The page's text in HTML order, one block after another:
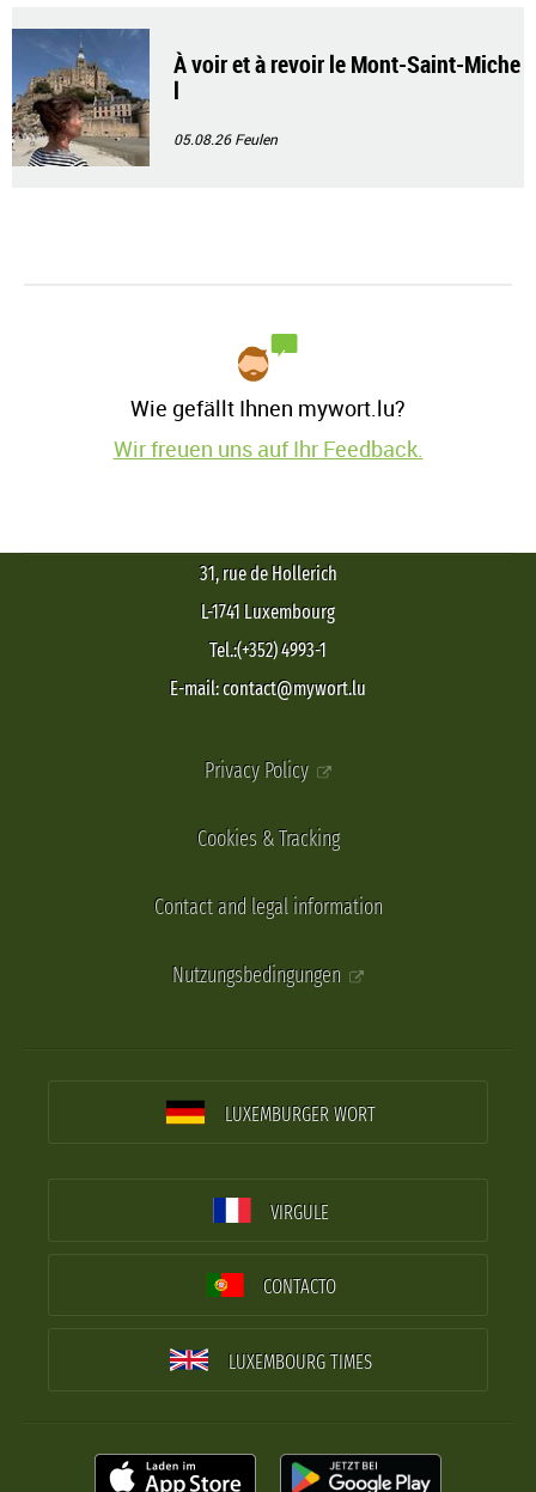
À voir et à revoir le Mont-Saint-Miche
l
05.08.26Feulen
Wie gefällt Ihnen mywort.lu?
Wir freuen uns auf Ihr Feedback.
31, rue de Hollerich
L-1741 Luxembourg
Tel.:(+352) 4993-1
E-mail: contact@mywort.lu
Privacy Policy
Cookies & Tracking
Contact and legal information
Nutzungsbedingungen
LUXEMBURGER WORT
VIRGULE
CONTACTO
LUXEMBOURG TIMES